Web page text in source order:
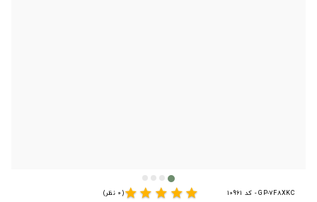
GP-7F8XKC - کد 10961 star
star
star
star
star(0 نظر)